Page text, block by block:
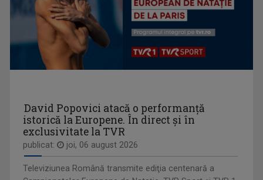
GALA UMORULUI
Adevărat omagiu adus comediei românești de ...
David Popovici atacă o performanţă
istorică la Europene. În direct şi în
exclusivitate la TVR
publicat: joi, 06 august 2026
Televiziunea Română transmite ediţia centenară a